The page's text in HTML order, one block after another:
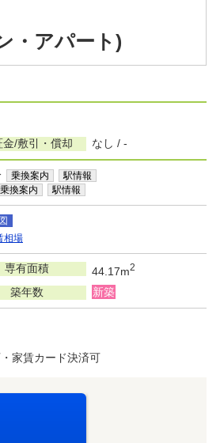
・アパート)
金/敷引・償却 なし / -
乗換案内
駅情報
乗換案内
駅情報
相場
専有面積 44.17m2
築年数 新築
家賃カード決済可